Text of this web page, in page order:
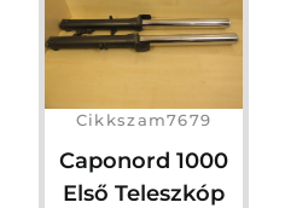
Cikkszam7679
Caponord 1000
Első Teleszkóp